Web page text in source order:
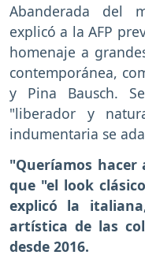
Abanderada del
explicó a la AFP
homenaje a
contemporánea,
y Pina Bausch.
"liberador y
indumentaria se
"Queríamos hacer
que "el look
explicó la
artística de las
desde 2016.